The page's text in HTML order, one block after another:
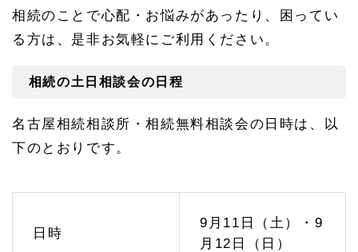
古屋
駅
徒歩
1.
相続
日相
程
2
相続のことで心配・お悩みがあったり、困ってい
る方は、是非お気軽にご利用ください。
相続の土日相談会の日程
名古屋相続相談所・相続無料相談会の日時は、以
下のとおりです。
日時
9月11日（土）・9
月12日（日）